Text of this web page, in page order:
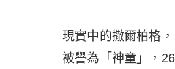
現實中的撒爾柏格
被譽為「神童」，